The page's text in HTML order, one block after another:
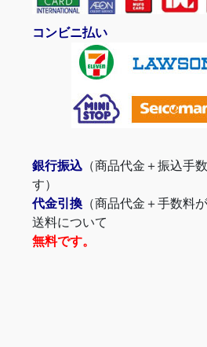
コンビニ払い
銀行振込（商品代金＋振込手
す）
代金引換（商品代金＋手数料
送料について
無料です。